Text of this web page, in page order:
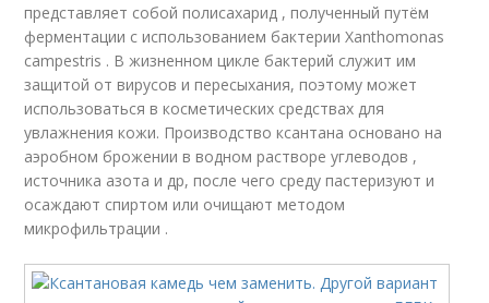
представляет собой полисахарид , полученный путём
ферментации с использованием бактерии Xanthomonas
campestris . В жизненном цикле бактерий служит им
защитой от вирусов и пересыхания, поэтому может
использоваться в косметических средствах для
увлажнения кожи. Производство ксантана основано на
аэробном брожении в водном растворе углеводов ,
источника азота и др, после чего среду пастеризуют и
осаждают спиртом или очищают методом
микрофильтрации .